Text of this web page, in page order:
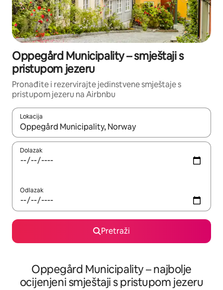
Oppegård Municipality – smještaji s
pristupom jezeru
Pronađite i rezervirajte jedinstvene smještaje s
pristupom jezeru na Airbnbu
Lokacija
Kada budu dostupni rezultati, moći ćete ih pregledati
Dolazak
Odlazak
Pretraži
Oppegård Municipality – najbolje
ocijenjeni smještaji s pristupom jezeru